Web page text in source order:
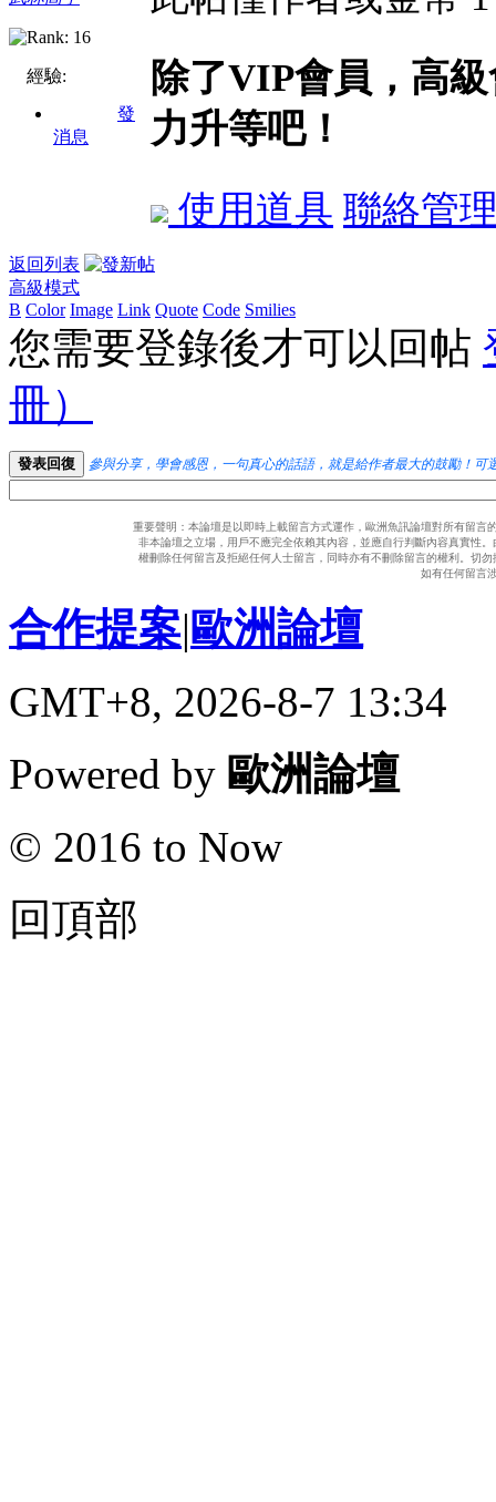
經驗:
發
消息
除了VIP會員，高
力升等吧！
使用道具 聯絡管
返回列表
高級模式
B Color Image Link Quote Code Smilies
您需要登錄後才可以回帖
冊）
發表回復 參與分享，學會感恩，一句真心的話語，就是給作者最大的鼓勵！可
重要聲明：本論壇是以即時上載留言方式運作，歐洲魚訊論壇對所有留
非本論壇之立場，用戶不應完全依賴其內容，並應自行判斷內容真實性
權刪除任何留言及拒絕任何人士留言，同時亦有不刪除留言的權利。切
如有任何留言
合作提案|歐洲論壇
GMT+8, 2026-8-7 13:34
Powered by 歐洲論壇
© 2016 to Now
回頂部